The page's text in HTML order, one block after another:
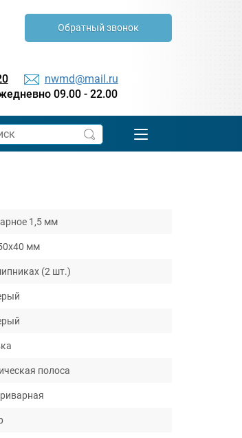
Обратный звонок
nwmd@mail.ru
09.00 - 22.00
1,5 мм
мм
(2 шт.)
полоса